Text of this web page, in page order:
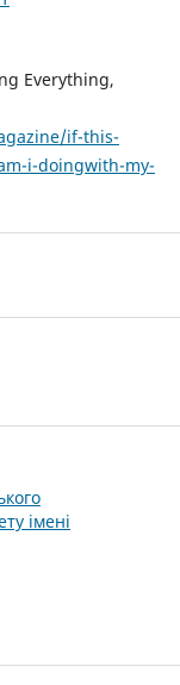
Everything,
if-this-
i-doingwith-my-
імені